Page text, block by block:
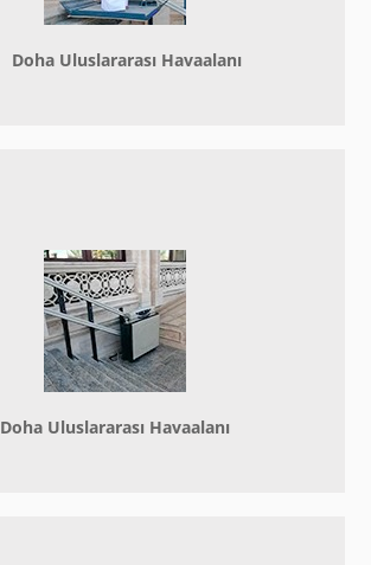
DohaUluslararası Havaalanı
DohaUluslararası Havaalanı